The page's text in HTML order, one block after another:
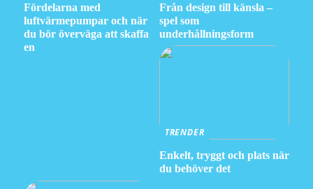
Fördelarna med
luftvärmepumpar och när
du bör överväga att skaffa
en
Från design till känsla –
spel som
underhållningsform
TRENDER
Enkelt, tryggt och plats när
du behöver det